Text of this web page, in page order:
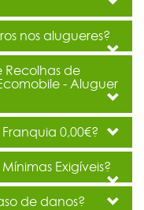
nos alugueres?
Recolhas de
- Aluguer
0,00€?
Exigíveis?
de danos?